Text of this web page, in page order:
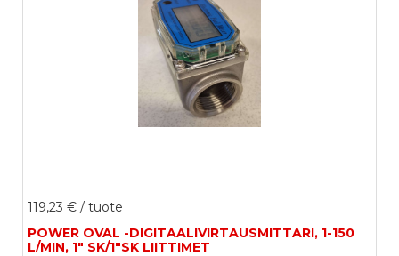
119,23 € / tuote
POWER OVAL -DIGITAALIVIRTAUSMITTARI, 1-150
L/MIN, 1" SK/1"SK LIITTIMET